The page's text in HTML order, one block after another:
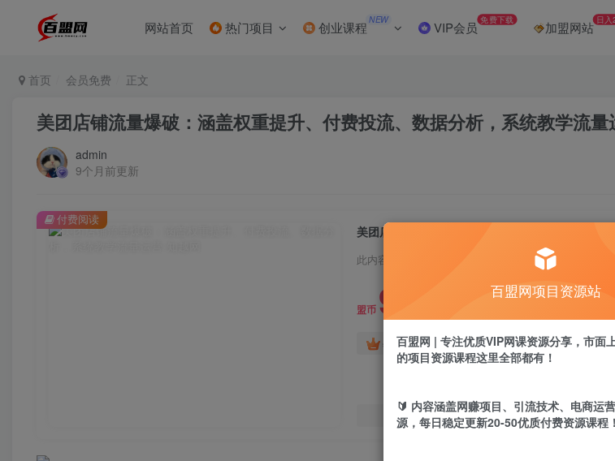
网站首页 热门项目 创业课程 NEW VIP会员 免费下载 加盟网站 日入
首页 会员免费 正文
美团店铺流量爆破：涵盖权重提升、付费投流、数据分析，系统教学流量
admin
9个月前更新
美团店铺流量爆破：涵盖权重提升、付费投流、数
此内容为付费阅读，请付费后查看
盟币 9.9
年卡会员免费 永久会员免费
您当前未登
付费阅读
百盟网项目资源站
百盟网 | 专注优质VIP网课资源分享，市面
的项目资源课程这里全部都有！
🔰 内容涵盖网赚项目、引流技术、电商运
源，每日稳定更新20-50优质付费资源课程！